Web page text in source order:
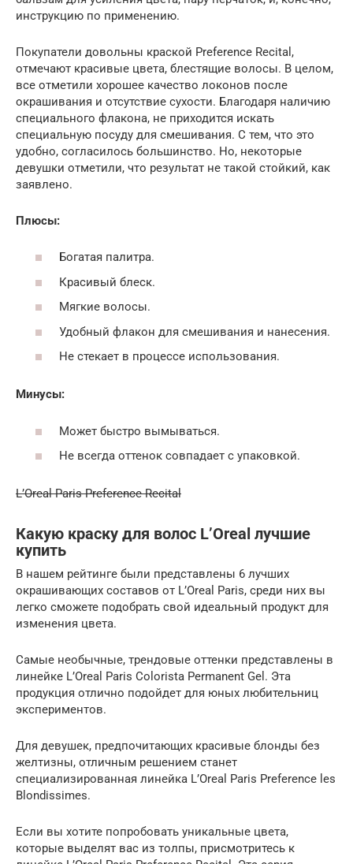
инструкцию по применению.
Покупатели довольны краской Preference Recital,
отмечают красивые цвета, блестящие волосы. В целом,
все отметили хорошее качество локонов после
окрашивания и отсутствие сухости. Благодаря наличию
специального флакона, не приходится искать
специальную посуду для смешивания. С тем, что это
удобно, согласилось большинство. Но, некоторые
девушки отметили, что результат не такой стойкий, как
заявлено.
Плюсы:
Богатая палитра.
Красивый блеск.
Мягкие волосы.
Удобный флакон для смешивания и нанесения.
Не стекает в процессе использования.
Минусы:
Может быстро вымываться.
Не всегда оттенок совпадает с упаковкой.
L’Oreal Paris Preference Recital
Какую краску для волос L’Oreal лучшие
купить
В нашем рейтинге были представлены 6 лучших
окрашивающих составов от L’Oreal Paris, среди них вы
легко сможете подобрать свой идеальный продукт для
изменения цвета.
Самые необычные, трендовые оттенки представлены в
линейке L’Oreal Paris Colorista Permanent Gel. Эта
продукция отлично подойдет для юных любительниц
экспериментов.
Для девушек, предпочитающих красивые блонды без
желтизны, отличным решением станет
специализированная линейка L’Oreal Paris Preference les
Blondissimes.
Если вы хотите попробовать уникальные цвета,
которые выделят вас из толпы, присмотритесь к